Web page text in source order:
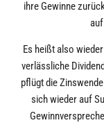
ihre Gewinne
Es heißt also
verlässliche
pflügt die
sich wieder auf